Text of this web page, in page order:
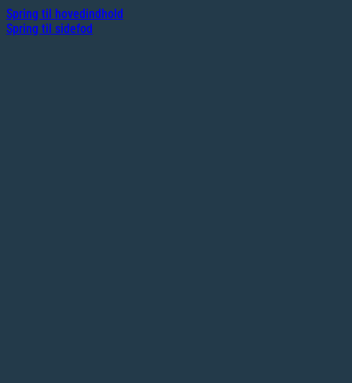
Spring til hovedindhold
Spring til sidefod